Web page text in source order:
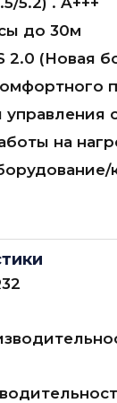
до 30м
2.0 (Новая
на